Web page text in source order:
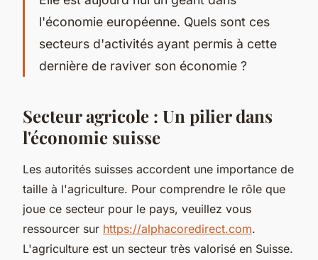
l'économie européenne. Quels sont ces
secteurs d'activités ayant permis à cette
dernière de raviver son économie ?
Secteur agricole : Un pilier dans
l'économie suisse
Les autorités suisses accordent une importance de
taille à l'agriculture. Pour comprendre le rôle que
joue ce secteur pour le pays, veuillez vous
ressourcer sur https://alphacoredirect.com.
L'agriculture est un secteur très valorisé en Suisse.